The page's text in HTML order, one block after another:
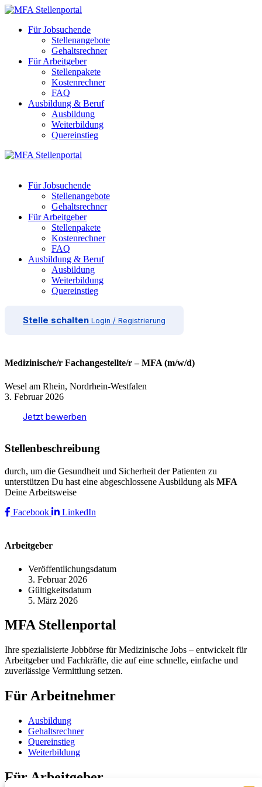
Für Jobsuchende
Stellenangebote
Gehaltsrechner
Für Arbeitgeber
Stellenpakete
Kostenrechner
FAQ
Ausbildung & Beruf
Ausbildung
Weiterbildung
Quereinstieg
Für Jobsuchende
Stellenangebote
Gehaltsrechner
Für Arbeitgeber
Stellenpakete
Kostenrechner
FAQ
Ausbildung & Beruf
Ausbildung
Weiterbildung
Quereinstieg
Stelle schalten Login / Registrierung
Medizinische/r Fachangestellte/r – MFA (m/w/d)
Wesel am Rhein, Nordrhein-Westfalen
3. Februar 2026
Jetzt bewerben
Stellenbeschreibung
durch, um die Gesundheit und Sicherheit der Patienten zu
unterstützen Du hast eine abgeschlossene Ausbildung als MFA
Deine Arbeitsweise
Facebook
LinkedIn
Arbeitgeber
Veröffentlichungsdatum
3. Februar 2026
Gültigkeitsdatum
5. März 2026
MFA Stellenportal
Ihre spezialisierte Jobbörse für Medizinische Jobs – entwickelt für
Arbeitgeber und Fachkräfte, die auf eine schnelle, einfache und
zuverlässige Vermittlung setzen.
Für Arbeitnehmer
Ausbildung
Gehaltsrechner
Quereinstieg
Weiterbildung
Für Arbeitgeber